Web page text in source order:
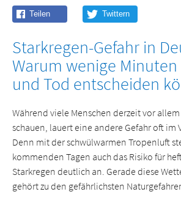
Starkregen-Gefahr in
Warum wenige
und Tod entscheiden
Während viele Menschen derzeit vor
schauen, lauert eine andere Gefahr oft im
Denn mit der schwülwarmen Tropenluft
kommenden Tagen auch das Risiko für
Starkregen deutlich an. Gerade diese
gehört zu den gefährlichsten